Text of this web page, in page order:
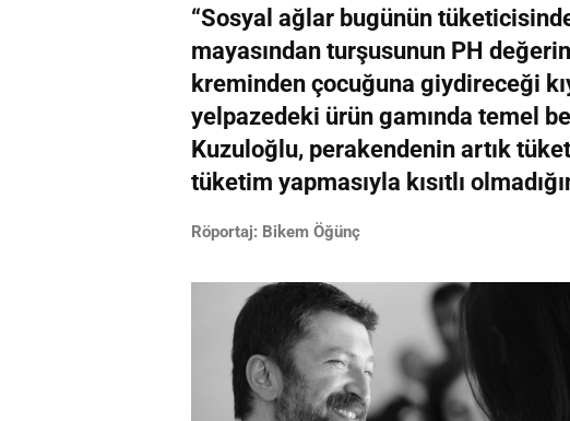
“Sosyal ağlar bugünün
mayasından turşusunun PH
kreminden çocuğuna giydireceği
yelpazedeki ürün gamında temel
Kuzuloğlu, perakendenin artık
tüketim yapmasıyla kısıtlı
Röportaj: Bikem Öğünç